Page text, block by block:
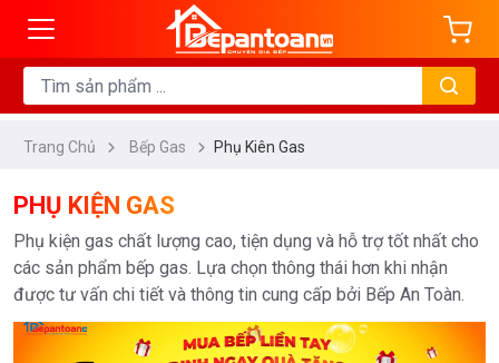
Trang Chủ Bếp Gas Phụ Kiên Gas
DANH
MỤC
Nồi
Gas
Bình
PHỤ KIỆN GAS
Phụ kiện gas chất lượng cao, tiện dụng và hỗ trợ tốt nhất cho
các sản phẩm bếp gas. Lựa chọn thông thái hơn khi nhận
được tư vấn chi tiết và thông tin cung cấp bởi Bếp An Toàn.